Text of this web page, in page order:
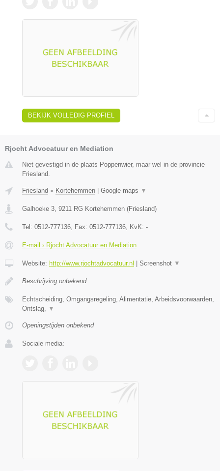
BEKIJK VOLLEDIG PROFIEL
Rjocht Advocatuur en Mediation
Niet gevestigd in de plaats Poppenwier, maar wel in de provincie
Friesland.
Friesland » Kortehemmen Google maps ▼
Galhoeke 3, 9211 RG Kortehemmen (Friesland)
Tel: 0512-777136, Fax: 0512-777136, KvK: -
E-mail › Rjocht Advocatuur en Mediation
Website: http://www.rjochtadvocatuur.nl Screenshot ▼
Beschrijving onbekend
Echtscheiding, Omgangsregeling, Alimentatie, Arbeidsvoorwaarden,
Ontslag, ▼
Openingstijden onbekend
Sociale media: